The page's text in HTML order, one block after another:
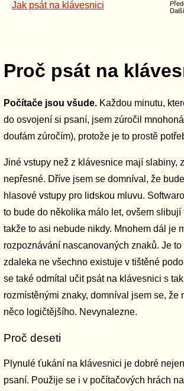
Jak psát na klávesnici
Proč psát na
Počítače jsou všude. Každou minutu,
do osvojení si psaní, jsem zúročil
doufám zúročím), protože je to prostě
Jiné vstupy než z klávesnice mají slabiny,
nepřesné. Dříve jsem se domníval, že
hlasové vstupy pro lidskou mluvu.
to bude do několika málo let, ovšem slibují
takže to asi nebude nikdy. Mnohem dál je
rozpoznávání nascanovaných znaků. Je to
zdaleka ne všechno existuje v tištěné
se také odmítal učit psát na klávesnici s
rozmístěnými znaky, domníval jsem se, že
něco logičtějšího. Nevynalezne.
Proč deseti
Plynulé ťukání na klávesnici je dobré
psaní. Použije se i v počítačových hrách